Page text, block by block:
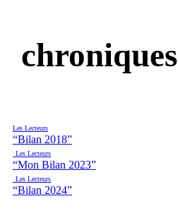
chroniques
Les Lecteurs
“Bilan 2018”
Les Lecteurs
“Mon Bilan 2023”
Les Lecteurs
“Bilan 2024”